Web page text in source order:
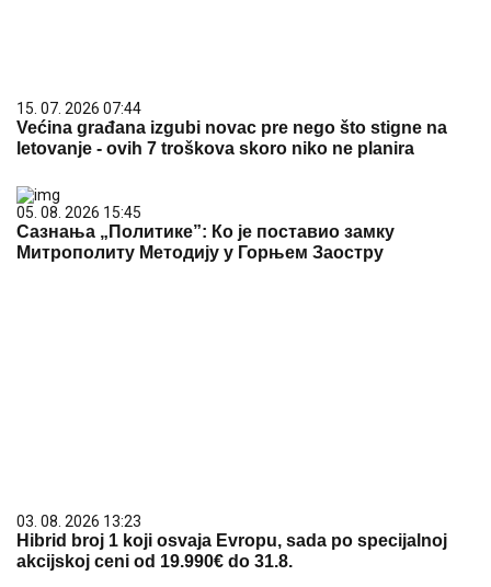
15. 07. 2026 07:44
Većina građana izgubi novac pre nego što stigne na
letovanje - ovih 7 troškova skoro niko ne planira
05. 08. 2026 15:45
Сазнања „Политике”: Ко је поставио замку
Митрополиту Методију у Горњем Заостру
03. 08. 2026 13:23
Hibrid broj 1 koji osvaja Evropu, sada po specijalnoj
akcijskoj ceni od 19.990€ do 31.8.